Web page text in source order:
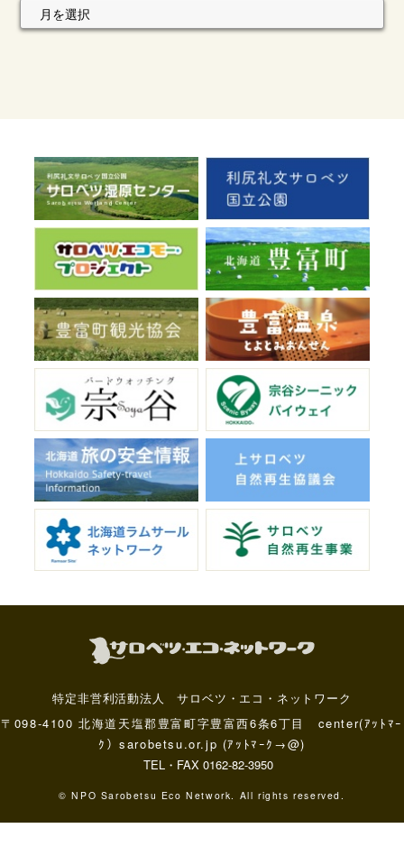
特定非営利活動法人 サロベツ・エコ・ネットワーク
〒098-4100 北海道天塩郡豊富町字豊富西6条6丁目 center(ｱｯﾄﾏｰ
ｸ）sarobetsu.or.jp (ｱｯﾄﾏｰｸ→@)
TEL・FAX 0162-82-3950
© NPO Sarobetsu Eco Network. All rights reserved.